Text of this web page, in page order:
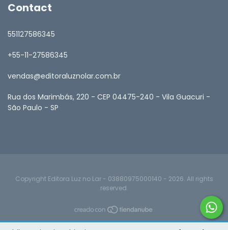
Contact
551127586345
+55-11-27586345
vendas@editoraluznolar.com.br
Rua dos Marimbás, 220 - CEP 04475-240 - Vila Guacuri -
São Paulo - SP
Copyright Editora Luz no Lar - 03880975000140 - 2026. All rights
reserved.